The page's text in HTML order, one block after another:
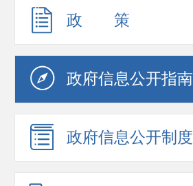
政 策
政府信息公开指南
政府信息公开制度